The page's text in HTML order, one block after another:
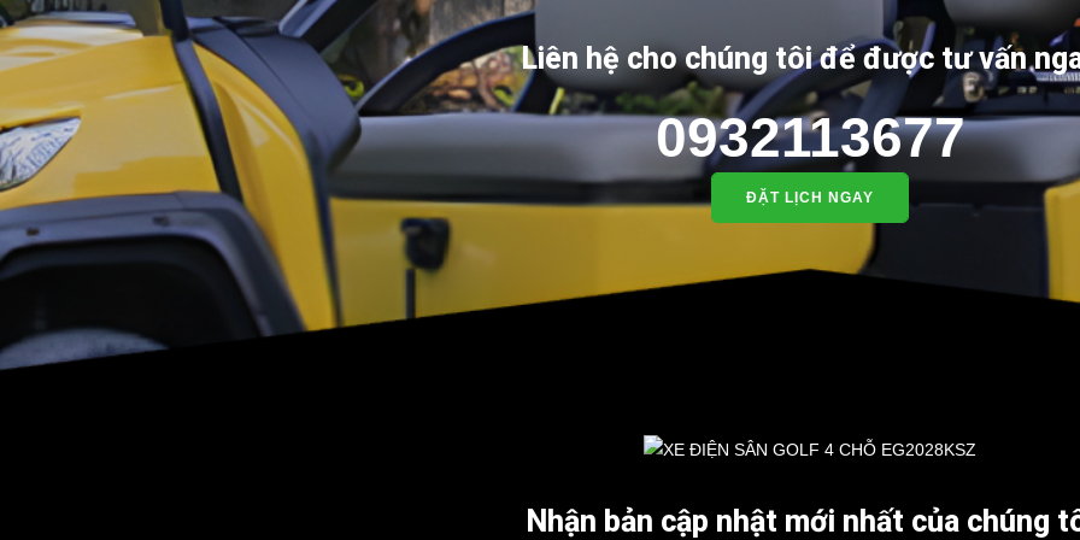
Điện thoại: -08 68 100 260 ( Châu )
-093 211 3677 ( Phú )
E-mail: phuhuynhkd@gmail.com
Website:xediendulich.com
Website:phutungxegolf.com
Liên hệ cho chúng tôi để được tư vấn
0932113677
ĐẶT LỊCH NGAY
Nhận bản cập nhật mới nhất của chúng